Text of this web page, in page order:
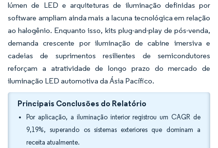
lúmen de LED e arquiteturas de iluminação definidas por
software ampliam ainda mais a lacuna tecnológica em relação
ao halogênio. Enquanto isso, kits plug-and-play de pós-venda,
demanda crescente por iluminação de cabine imersiva e
cadeias de suprimentos resilientes de semicondutores
reforçam a atratividade de longo prazo do mercado de
iluminação LED automotiva da Ásia Pacífico.
Principais Conclusões do Relatório
Por aplicação, a iluminação interior registrou um CAGR de
9,19%, superando os sistemas exteriores que dominam a
receita atualmente.